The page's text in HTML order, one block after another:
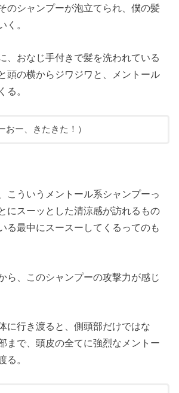
のシャンプーが泡立てられ、僕の髪
く。
、おなじ手付きで髪を洗われている
頭の横からジワジワと、メントール
る。
おー、きたきた！）
こういうメントール系シャンプーっ
にスーッとした清涼感が訪れるもの
る最中にスースーしてくるってのも
ら、このシャンプーの攻撃力が感じ
に行き渡ると、側頭部だけではな
まで、頭皮の全てに強烈なメントー
る。